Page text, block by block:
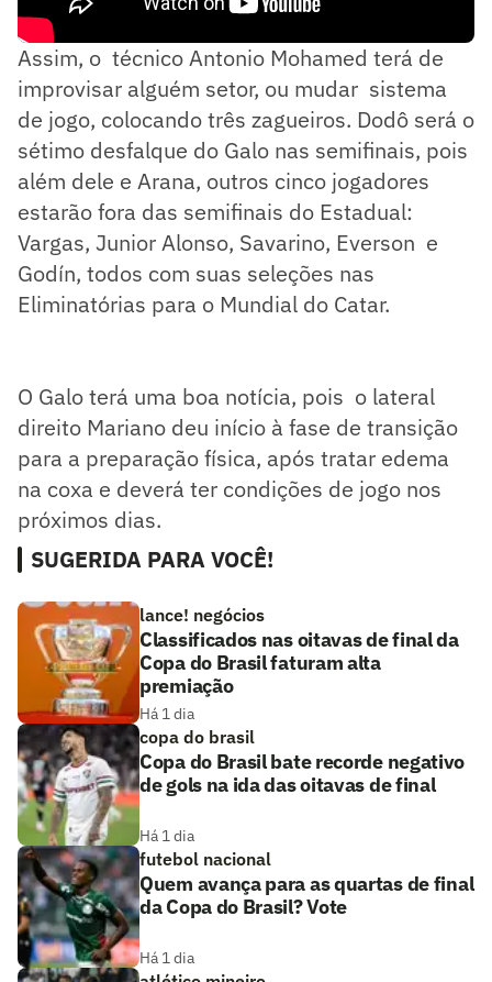
Assim, o técnico Antonio Mohamed terá de
improvisar alguém setor, ou mudar sistema
de jogo, colocando três zagueiros. Dodô será o
sétimo desfalque do Galo nas semifinais, pois
além dele e Arana, outros cinco jogadores
estarão fora das semifinais do Estadual:
Vargas, Junior Alonso, Savarino, Everson e
Godín, todos com suas seleções nas
Eliminatórias para o Mundial do Catar.
O Galo terá uma boa notícia, pois o lateral
direito Mariano deu início à fase de transição
para a preparação física, após tratar edema
na coxa e deverá ter condições de jogo nos
próximos dias.
SUGERIDA PARA VOCÊ!
lance! negócios
Classificados nas oitavas de final da
Copa do Brasil faturam alta
premiação
Há 1 dia
copa do brasil
Copa do Brasil bate recorde negativo
de gols na ida das oitavas de final
Há 1 dia
futebol nacional
Quem avança para as quartas de final
da Copa do Brasil? Vote
Há 1 dia